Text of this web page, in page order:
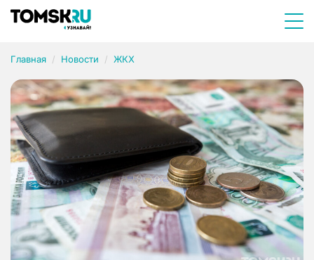
Главная Новости ЖКХ